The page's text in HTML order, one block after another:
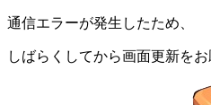
通信エラーが発生したため、
しばらくしてから画面更新をお